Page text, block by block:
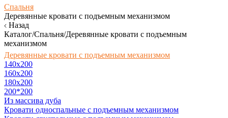
Спальня
Деревянные кровати с подъемным механизмом
Назад
Каталог/Спальня/Деревянные кровати с подъемным
механизмом
Деревянные кровати с подъемным механизмом
140x200
160х200
180х200
200*200
Из массива дуба
Кровати односпальные с подъемным механизмом